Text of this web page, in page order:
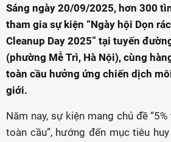
Sáng ngày 20/09/2025, hơn 300
tham gia sự kiện “Ngày hội Dọn
Cleanup Day 2025” tại tuyến
(phường Mễ Trì, Hà Nội), cùng
toàn cầu hưởng ứng chiến dịch
giới.
Năm nay, sự kiện mang chủ đề
toàn cầu”, hướng đến mục tiêu